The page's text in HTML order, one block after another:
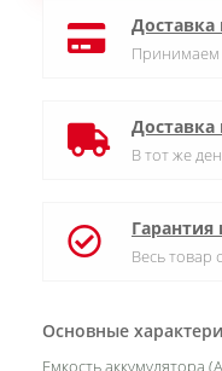
Основные
Емкость аккумулятора
Доставка
Принимаем
Доставка
В тот же
Гарантия
Весь товар